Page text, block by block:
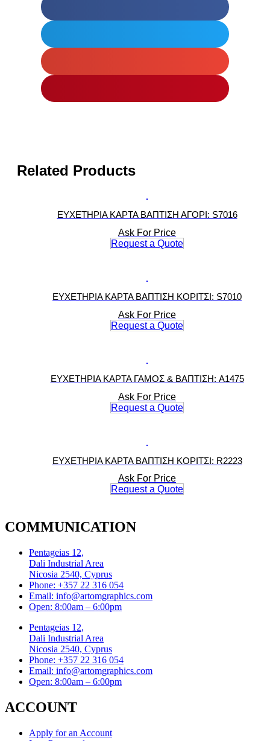
Related Products
ΕΥΧΕΤΗΡΙΑ ΚΑΡΤΑ ΒΑΠΤΙΣΗ ΑΓΟΡΙ: S7016
Ask For Price
Request a Quote
ΕΥΧΕΤΗΡΙΑ ΚΑΡΤΑ ΒΑΠΤΙΣΗ ΚΟΡΙΤΣΙ: S7010
Ask For Price
Request a Quote
ΕΥΧΕΤΗΡΙΑ ΚΑΡΤΑ ΓΑΜΟΣ & ΒΑΠΤΙΣΗ: A1475
Ask For Price
Request a Quote
ΕΥΧΕΤΗΡΙΑ ΚΑΡΤΑ ΒΑΠΤΙΣΗ ΚΟΡΙΤΣΙ: R2223
Ask For Price
Request a Quote
COMMUNICATION
Pentageias 12,
Dali Industrial Area
Nicosia 2540, Cyprus
Phone: +357 22 316 054
Email: info@artomgraphics.com
Open: 8:00am – 6:00pm
Pentageias 12,
Dali Industrial Area
Nicosia 2540, Cyprus
Phone: +357 22 316 054
Email: info@artomgraphics.com
Open: 8:00am – 6:00pm
ACCOUNT
Apply for an Account